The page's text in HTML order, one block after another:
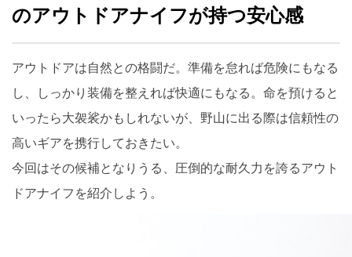
のアウトドアナイフが持つ安心感
アウトドアは自然との格闘だ。準備を怠れば危険にもなる
し、しっかり装備を整えれば快適にもなる。命を預けると
いったら大袈裟かもしれないが、野山に出る際は信頼性の
高いギアを携行しておきたい。
今回はその候補となりうる、圧倒的な耐久力を誇るアウト
ドアナイフを紹介しよう。